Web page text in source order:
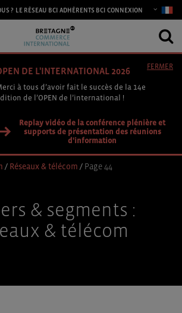
? LE RÉSEAU BCI ADHÉRENTS BCI CONNEXION
DE L'INTERNATIONAL 2026
à tous d’avoir fait le succès de la 14e
de l’OPEN de l’international !
Replay vidéo de la conférence plénière et
supports de présentation des réunions
d'information
FERMER
/ Réseaux & télécom / Page 44
& segments :
& télécom